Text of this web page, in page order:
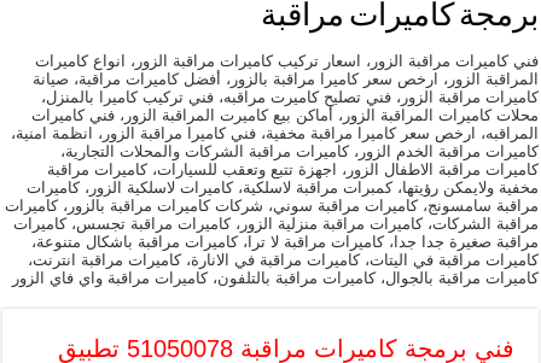
برمجة كاميرات مراقبة
فني كاميرات مراقبة الزور، اسعار تركيب كاميرات مراقبة الزور، انواع كاميرات
المراقبة الزور، ارخص سعر كاميرا مراقبة بالزور، أفضل كاميرات مراقبة، صيانة
كاميرات مراقبة الزور، فني تصليح كاميرت مراقبه، فني تركيب كاميرا بالمنزل،
محلات كاميرات المراقبة الزور، أماكن بيع كاميرت المراقبة الزور، فني كاميرات
المراقبه، ارخص سعر كاميرا مراقبة مخفية، فني كاميرا مراقبة الزور، انظمة امنية،
كاميرات مراقبة الخدم الزور، كاميرات مراقبة الشركات والمحلات التجارية،
كاميرات مراقبة الاطفال الزور، اجهزة تتبع وتعقب للسيارات، كاميرات مراقبة
مخفية ولايمكن رؤيتها، كمبرات مراقبة لاسلكية، كاميرات لاسلكية الزور، كاميرات
مراقبة سامسونج، كاميرات مراقبة سوني، شركات كاميرات مراقبة بالزور، كاميرات
مراقبة الشركات، كاميرات مراقبة منزلية الزور، كاميرات مراقبة تجسس، كاميرات
مراقبة صغيرة جدا جدا، كاميرات مراقبة لا ترا، كاميرات مراقبة باشكال متنوعة،
كاميرات مراقبة في اليتات، كاميرات مراقبة في الانارة، كاميرات مراقبة انترنت،
كاميرات مراقبة بالجوال، كاميرات مراقبة بالتلفون، كاميرات مراقبة واي فاي الزور
فني برمجة كاميرات مراقبة 51050078 تطبيق